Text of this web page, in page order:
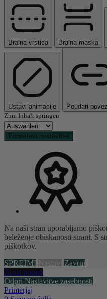
Bralna vrstica Bralna maska
Ustavi animacije
Poudari
Zum Inhalt springen
Ponastavi nastavitve
Na naši stran uporabljamo
beleženje obiskanosti strani. S
piškotkov.
SPREJMI Nastavi Zavrni
Zapri popup
Odpri Nastavitve zasebnosti
Primerjaj